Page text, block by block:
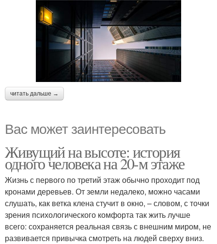
читать дальше →
Вас может заинтересовать
Живущий на высоте: история
одного человека на 20-м этаже
Жизнь с первого по третий этаж обычно проходит под
кронами деревьев. От земли недалеко, можно часами
слушать, как ветка клена стучит в окно, – словом, с точки
зрения психологического комфорта так жить лучше
всего: сохраняется реальная связь с внешним миром, не
развивается привычка смотреть на людей сверху вниз.